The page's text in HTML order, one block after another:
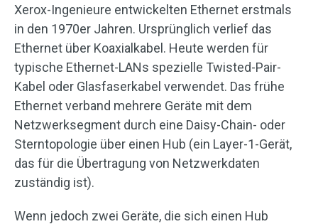
Xerox-Ingenieure entwickelten Ethernet erstmals
in den 1970er Jahren. Ursprünglich verlief das
Ethernet über Koaxialkabel. Heute werden für
typische Ethernet-LANs spezielle Twisted-Pair-
Kabel oder Glasfaserkabel verwendet. Das frühe
Ethernet verband mehrere Geräte mit dem
Netzwerksegment durch eine Daisy-Chain- oder
Sterntopologie über einen Hub (ein Layer-1-Gerät,
das für die Übertragung von Netzwerkdaten
zuständig ist).
Wenn jedoch zwei Geräte, die sich einen Hub